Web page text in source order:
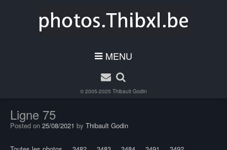
MENU
© 2005-2025 Thibault Godin
Ligne 75
Posted on 25/08/2021 by Thibault Godin